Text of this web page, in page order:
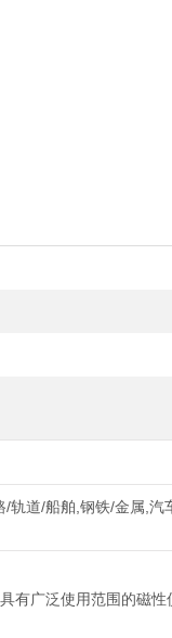
/轨道/船舶,钢铁/金属,汽
有广泛使用范围的磁